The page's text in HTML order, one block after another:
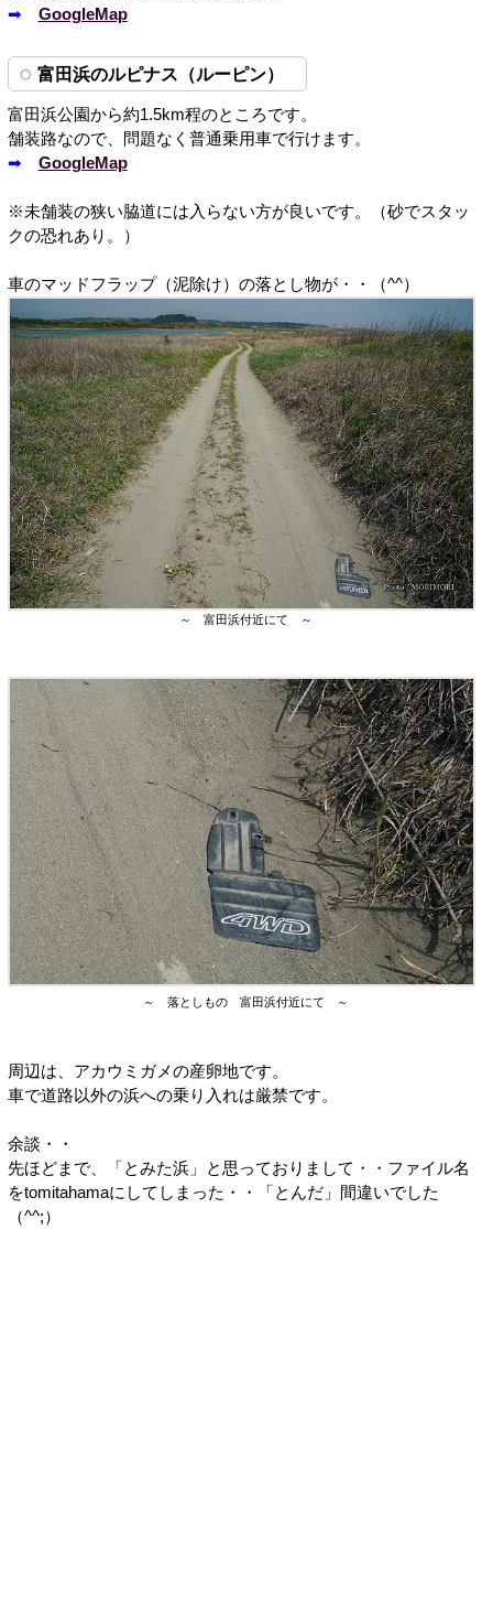
➡
GoogleMap
富田浜のルピナス（ルーピン）
富田浜公園から約1.5km程のところです。
舗装路なので、問題なく普通乗用車で行けます。
➡
GoogleMap
※未舗装の狭い脇道には入らない方が良いです。（砂でスタッ
クの恐れあり。）
車のマッドフラップ（泥除け）の落とし物が・・（^^）
～ 富田浜付近にて ～
～ 落としもの 富田浜付近にて ～
周辺は、アカウミガメの産卵地です。
車で道路以外の浜への乗り入れは厳禁です。
余談・・
先ほどまで、「とみた浜」と思っておりまして・・ファイル名
をtomitahamaにしてしまった・・「とんだ」間違いでした
（^^;）